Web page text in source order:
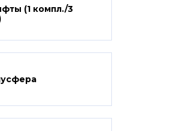
(1 компл./3